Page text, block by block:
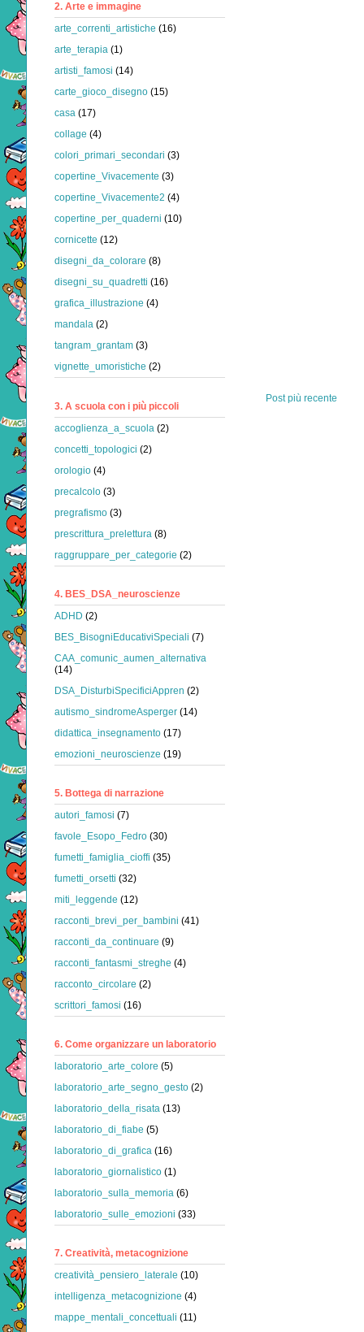
Post più recente
2. Arte e immagine
arte_correnti_artistiche (16)
arte_terapia (1)
artisti_famosi (14)
carte_gioco_disegno (15)
casa (17)
collage (4)
colori_primari_secondari (3)
copertine_Vivacemente (3)
copertine_Vivacemente2 (4)
copertine_per_quaderni (10)
cornicette (12)
disegni_da_colorare (8)
disegni_su_quadretti (16)
grafica_illustrazione (4)
mandala (2)
tangram_grantam (3)
vignette_umoristiche (2)
3. A scuola con i più piccoli
accoglienza_a_scuola (2)
concetti_topologici (2)
orologio (4)
precalcolo (3)
pregrafismo (3)
prescrittura_prelettura (8)
raggruppare_per_categorie (2)
4. BES_DSA_neuroscienze
ADHD (2)
BES_BisogniEducativiSpeciali (7)
CAA_comunic_aumen_alternativa
(14)
DSA_DisturbiSpecificiAppren (2)
autismo_sindromeAsperger (14)
didattica_insegnamento (17)
emozioni_neuroscienze (19)
5. Bottega di narrazione
autori_famosi (7)
favole_Esopo_Fedro (30)
fumetti_famiglia_cioffi (35)
fumetti_orsetti (32)
miti_leggende (12)
racconti_brevi_per_bambini (41)
racconti_da_continuare (9)
racconti_fantasmi_streghe (4)
racconto_circolare (2)
scrittori_famosi (16)
6. Come organizzare un laboratorio
laboratorio_arte_colore (5)
laboratorio_arte_segno_gesto (2)
laboratorio_della_risata (13)
laboratorio_di_fiabe (5)
laboratorio_di_grafica (16)
laboratorio_giornalistico (1)
laboratorio_sulla_memoria (6)
laboratorio_sulle_emozioni (33)
7. Creatività, metacognizione
creatività_pensiero_laterale (10)
intelligenza_metacognizione (4)
mappe_mentali_concettuali (11)